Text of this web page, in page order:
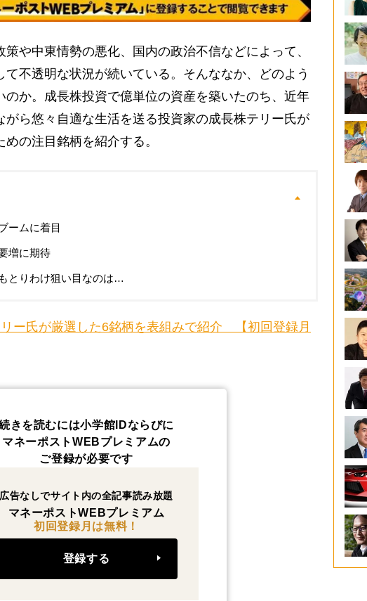
や中東情勢の悪化、国内の政治不信などによって、
て不透明な状況が続いている。そんななか、どのよう
のか。成長株投資で億単位の資産を築いたのち、近年
がら悠々自適な生活を送る投資家の成長株テリー氏が
めの注目銘柄を紹介する。
ームに着目
増に期待
とりわけ狙い目なのは…
ー氏が厳選した6銘柄を表組みで紹介 【初回登録月
きを読むには小学館IDならびに
マネーポストWEBプレミアムの
ご登録が必要です
広告なしでサイト内の全記事読み放題
マネーポストWEBプレミアム
初回登録月は無料！
登録する